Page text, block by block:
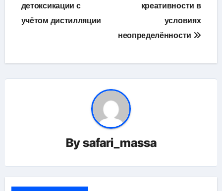
детоксикации с
учётом дистилляции
креативности в
условиях
неопределённости
Bysafari_massa